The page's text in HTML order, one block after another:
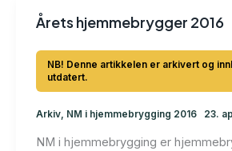
Årets hjemmebrygger 2016
Arkiv, NM i hjemmebrygging 2016 23.
NM i hjemmebrygging er